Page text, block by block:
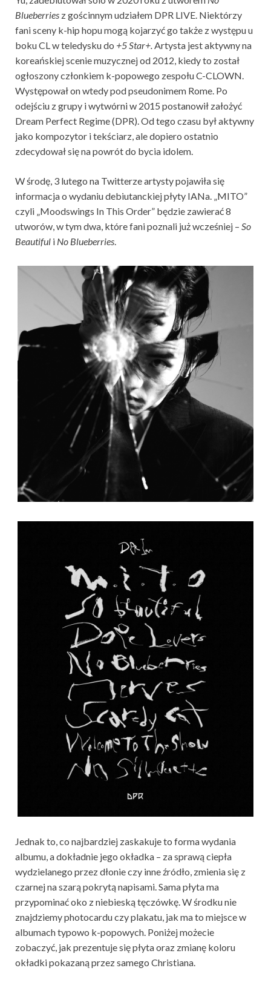
Blueberries z gościnnym udziałem DPR LIVE. Niektórzy
fani sceny k-hip hopu mogą kojarzyć go także z występu u
boku CL w teledysku do +5 Star+.Artysta jest aktywny na
koreańskiej scenie muzycznej od 2012, kiedy to został
ogłoszony członkiem k-popowego zespołu C-CLOWN.
Występował on wtedy pod pseudonimem Rome. Po
odejściu z grupy i wytwórni w 2015 postanowił założyć
Dream Perfect Regime (DPR). Od tego czasu był aktywny
jako kompozytor i tekściarz, ale dopiero ostatnio
zdecydował się na powrót do bycia idolem.
W środę, 3 lutego na Twitterze artysty pojawiła się
informacja o wydaniu debiutanckiej płyty IANa. „MITO”
czyli „Moodswings In This Order” będzie zawierać 8
utworów, w tym dwa, które fani poznali już wcześniej – So
Beautiful i No Blueberries.
Jednak to, co najbardziej zaskakuje to forma wydania
albumu, a dokładnie jego okładka – za sprawą ciepła
wydzielanego przez dłonie czy inne źródło, zmienia się z
czarnej na szarą pokrytą napisami. Sama płyta ma
przypominać oko z niebieską tęczówkę. W środku nie
znajdziemy photocardu czy plakatu, jak ma to miejsce w
albumach typowo k-popowych. Poniżej możecie
zobaczyć, jak prezentuje się płyta oraz zmianę koloru
okładki pokazaną przez samego Christiana.